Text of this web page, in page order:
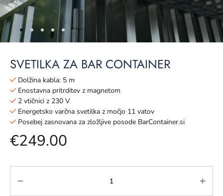
SVETILKA ZA BAR CONTAINER
Dolžina kabla: 5 m
Enostavna pritrditev z magnetom
2 vtičnici z 230 V
Energetsko varčna svetilka z močjo 11 vatov
Posebej zasnovana za zložljive posode BarContainer.si
€249.00